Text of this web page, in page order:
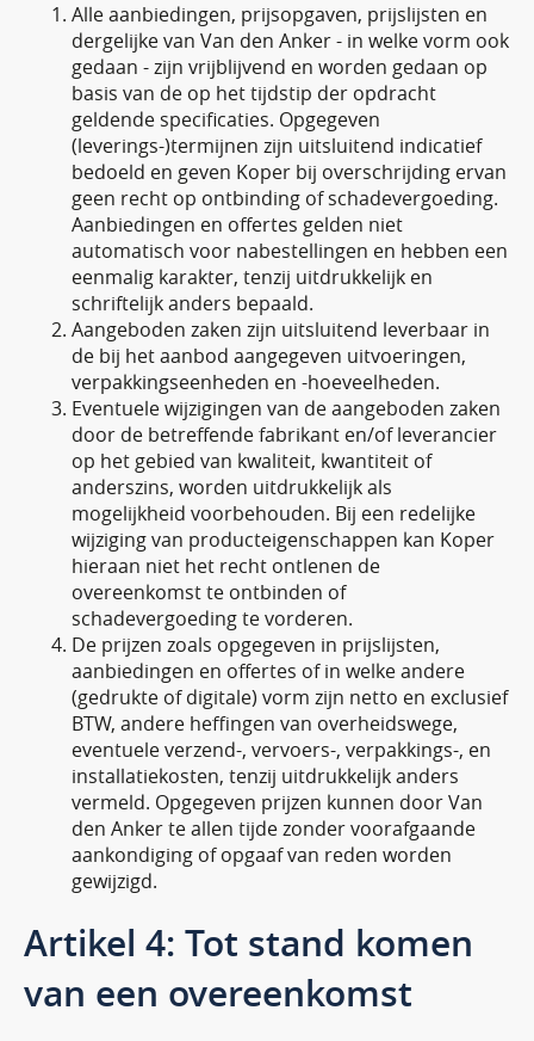
Alle aanbiedingen, prijsopgaven, prijslijsten en
dergelijke van Van den Anker - in welke vorm ook
gedaan - zijn vrijblijvend en worden gedaan op
basis van de op het tijdstip der opdracht
geldende specificaties. Opgegeven
(leverings-)termijnen zijn uitsluitend indicatief
bedoeld en geven Koper bij overschrijding ervan
geen recht op ontbinding of schadevergoeding.
Aanbiedingen en offertes gelden niet
automatisch voor nabestellingen en hebben een
eenmalig karakter, tenzij uitdrukkelijk en
schriftelijk anders bepaald.
Aangeboden zaken zijn uitsluitend leverbaar in
de bij het aanbod aangegeven uitvoeringen,
verpakkingseenheden en -hoeveelheden.
Eventuele wijzigingen van de aangeboden zaken
door de betreffende fabrikant en/of leverancier
op het gebied van kwaliteit, kwantiteit of
anderszins, worden uitdrukkelijk als
mogelijkheid voorbehouden. Bij een redelijke
wijziging van producteigenschappen kan Koper
hieraan niet het recht ontlenen de
overeenkomst te ontbinden of
schadevergoeding te vorderen.
De prijzen zoals opgegeven in prijslijsten,
aanbiedingen en offertes of in welke andere
(gedrukte of digitale) vorm zijn netto en exclusief
BTW, andere heffingen van overheidswege,
eventuele verzend-, vervoers-, verpakkings-, en
installatiekosten, tenzij uitdrukkelijk anders
vermeld. Opgegeven prijzen kunnen door Van
den Anker te allen tijde zonder voorafgaande
aankondiging of opgaaf van reden worden
gewijzigd.
Artikel 4: Tot stand komen
van een overeenkomst